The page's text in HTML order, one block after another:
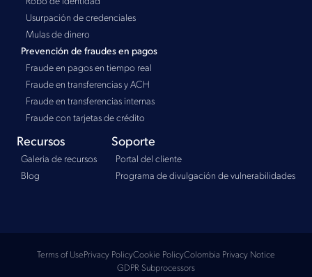
Usurpación de credenciales
Mulas de dinero
Prevención de fraudes en pagos
Fraude en pagos en tiempo real
Fraude en transferencias y ACH
Fraude en transferencias internas
Fraude con tarjetas de crédito
Recursos
Galeria de recursos
Blog
Soporte
Portal del cliente
Programa de divulgación de vulnerabilidades
Terms of UsePrivacy PolicyCookie PolicyColombia Privacy Notice
GDPR Subprocessors